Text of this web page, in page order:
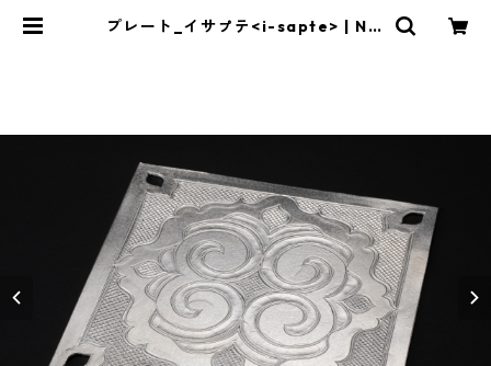
プレート_イサㇷ゚テ<i-sapte> | NIB